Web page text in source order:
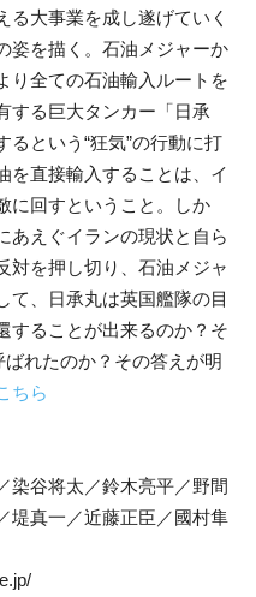
る大事業を成し遂げていく
姿を描く。石油メジャーか
り全ての石油輸入ルートを
する巨大タンカー「日承
という“狂気”の行動に打
を直接輸入することは、イ
に回すということ。しか
あえぐイランの現状と自ら
対を押し切り、石油メジャ
て、日承丸は英国艦隊の目
することが出来るのか？そ
ばれたのか？その答えが明
ちら
染谷将太／鈴木亮平／野間
堤真一／近藤正臣／國村隼